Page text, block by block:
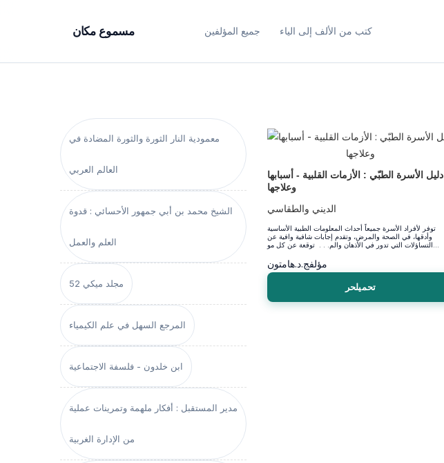
مسموع مكان جميع المؤلفين كتب من الألف إلى الياء
معمودية النار الثورة والثورة المضادة في
العالم العربي
الشيخ محمد بن أبي جمهور الأحسائي : قدوة
العلم والعمل
مجلد ميكي 52
المرجع السهل في علم الكيمياء
ابن خلدون - فلسفة الاجتماعية
مدير المستقبل : أفكار ملهمة وتمرينات عملية
من الإدارة الغربية
دليل الأسرة الطبّي : الأزمات القلبية - أسبابها
وعلاجها
الديني والطقاسي
توفر لأفراد الأسرة جميعاً أحداث المعلومات الطبية الأساسية
وأدقها، في الصحة والمرض، وتقدم إجابات شافية وافية عن
مؤلفج.د.هامتون
تحميلحر